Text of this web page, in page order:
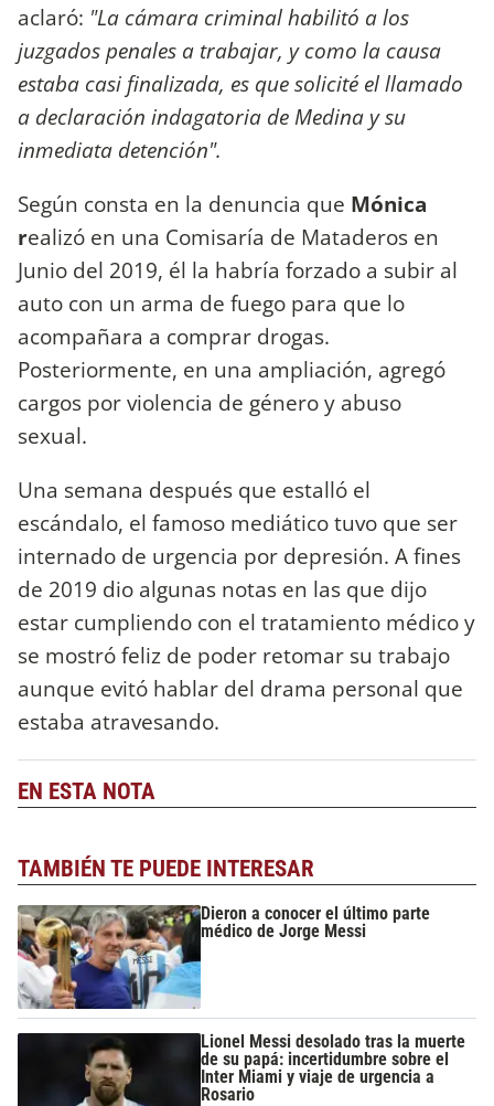
aclaró: "La cámara criminal habilitó a los
juzgados penales a trabajar, y como la causa
estaba casi finalizada, es que solicité el llamado
a declaración indagatoria de Medina y su
inmediata detención".
Según consta en la denuncia que Mónica
realizó en una Comisaría de Mataderos en
Junio del 2019, él la habría forzado a subir al
auto con un arma de fuego para que lo
acompañara a comprar drogas.
Posteriormente, en una ampliación, agregó
cargos por violencia de género y abuso
sexual.
Una semana después que estalló el
escándalo, el famoso mediático tuvo que ser
internado de urgencia por depresión. A fines
de 2019 dio algunas notas en las que dijo
estar cumpliendo con el tratamiento médico y
se mostró feliz de poder retomar su trabajo
aunque evitó hablar del drama personal que
estaba atravesando.
EN ESTA NOTA
TAMBIÉN TE PUEDE INTERESAR
Dieron a conocer el último parte
médico de Jorge Messi
Lionel Messi desolado tras la muerte
de su papá: incertidumbre sobre el
Inter Miami y viaje de urgencia a
Rosario